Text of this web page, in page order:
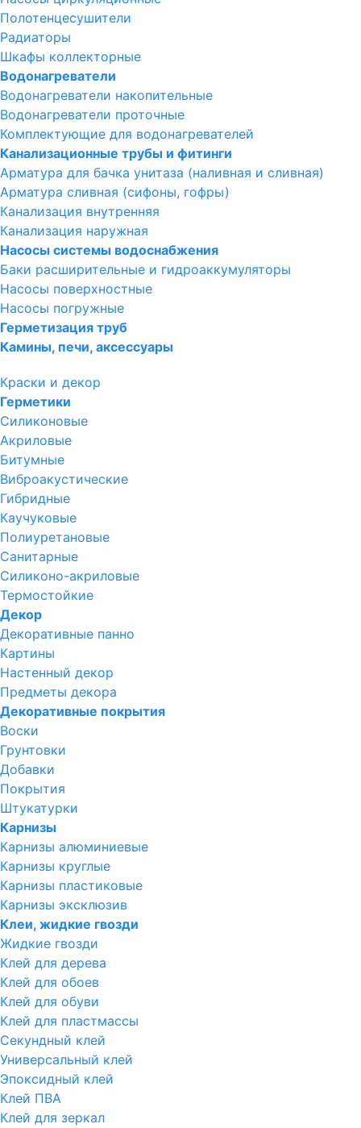
Полотенцесушители
Радиаторы
Шкафы коллекторные
Водонагреватели
Водонагреватели накопительные
Водонагреватели проточные
Комплектующие для водонагревателей
Канализационные трубы и фитинги
Арматура для бачка унитаза (наливная и сливная)
Арматура сливная (сифоны, гофры)
Канализация внутренняя
Канализация наружная
Насосы системы водоснабжения
Баки расширительные и гидроаккумуляторы
Насосы поверхностные
Насосы погружные
Герметизация труб
Камины, печи, аксессуары
Краски и декор
Герметики
Силиконовые
Акриловые
Битумные
Виброакустические
Гибридные
Каучуковые
Полиуретановые
Санитарные
Силиконо-акриловые
Термостойкие
Декор
Декоративные панно
Картины
Настенный декор
Предметы декора
Декоративные покрытия
Воски
Грунтовки
Добавки
Покрытия
Штукатурки
Карнизы
Карнизы алюминиевые
Карнизы круглые
Карнизы пластиковые
Карнизы эксклюзив
Клеи, жидкие гвозди
Жидкие гвозди
Клей для дерева
Клей для обоев
Клей для обуви
Клей для пластмассы
Секундный клей
Универсальный клей
Эпоксидный клей
Клей ПВА
Клей для зеркал